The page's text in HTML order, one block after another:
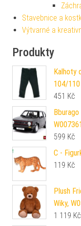
Stavebnice a
Výtvarné a
Produkty
Kalhoty
104/
451 Kč
599 Kč
C -
119 Kč
Plush
Wiky,
1 119 Kč